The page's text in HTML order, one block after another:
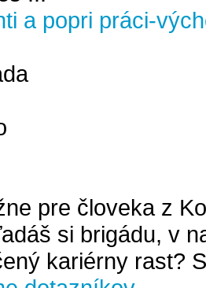
a popri práci-
pre človeka z
si brigádu, v
kariérny rast?